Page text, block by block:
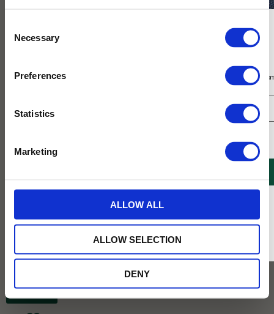
Selection
Necessary
Preferences
Statistics
Marketing
ALLOW ALL
ALLOW SELECTION
DENY
499KR
BEVAKA
Få 10% rabatt på ditt första köp på nätet och ta del av erbjudanden året
* Rabatten gäller endast online på Tehusetjava.se. Rabatten fungerar endast på